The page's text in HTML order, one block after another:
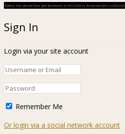
Todos los derechos pertenecen a Hislibris Asociación cultural
Sign In
Login via your site account
Remember Me
Or login via a social network account